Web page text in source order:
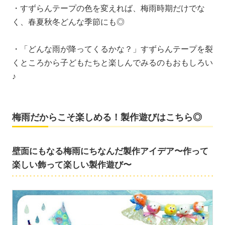
・すずらんテープの色を変えれば、梅雨時期だけでな
く、春夏秋冬どんな季節にも◎
・「どんな雨が降ってくるかな？」すずらんテープを裂
くところから子どもたちと楽しんでみるのもおもしろい
♪
梅雨だからこそ楽しめる！製作遊びはこちら◎
壁面にもなる梅雨にちなんだ製作アイデア〜作って
楽しい飾って楽しい製作遊び〜